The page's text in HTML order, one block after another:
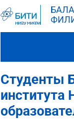
Студенты